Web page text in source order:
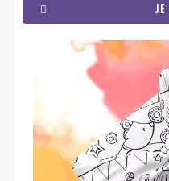
JE